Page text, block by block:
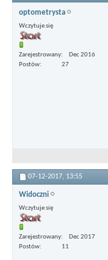
optometrysta
Wczytuje się
Zarejestrowany
Dec 2016
Postów
27
07-12-2017, 13:55
Widoczni
Wczytuje się
Zarejestrowany
Dec 2017
Postów
11